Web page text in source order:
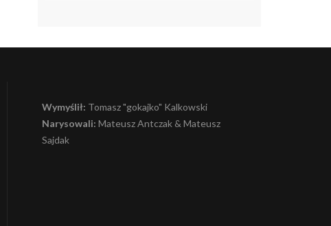
Wymyślił: Tomasz "gokajko" Kalkowski
Narysowali: Mateusz Antczak & Mateusz
Sajdak